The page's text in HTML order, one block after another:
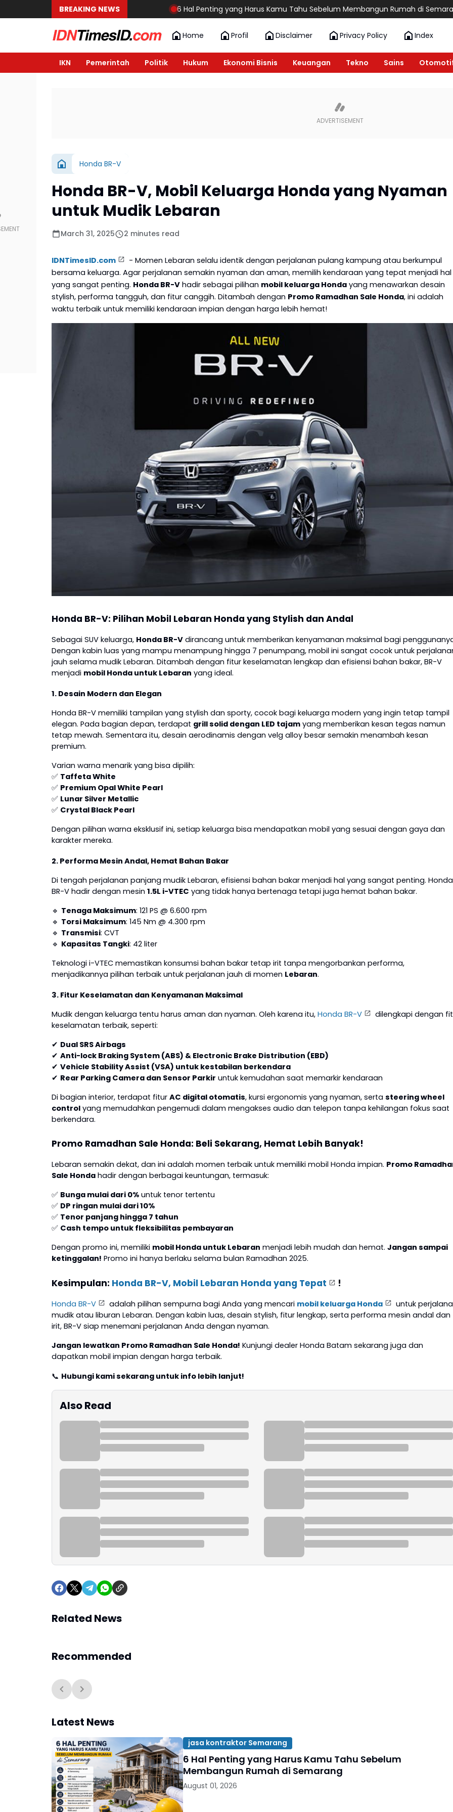
BREAKING NEWS 6 Hal Penting yang Harus Kamu Tahu Sebelum Membangun Rumah di Semarang 6
Home Profil Disclaimer Privacy Policy Index
IKN Pemerintah Politik Hukum Ekonomi Bisnis Keuangan Tekno Sains
Honda BR-V
Honda BR-V, Mobil Keluarga Honda yang Nyaman
untuk Mudik Lebaran
March 31, 2025 2 minutes read
IDNTimesID.com
- Momen Lebaran selalu identik dengan perjalanan pulang kampung atau berkumpul
bersama keluarga. Agar perjalanan semakin nyaman dan aman, memilih kendaraan yang tepat menjadi hal
yang sangat penting. Honda BR-V hadir sebagai pilihan mobil keluarga Honda yang menawarkan desain
stylish, performa tangguh, dan fitur canggih. Ditambah dengan Promo Ramadhan Sale Honda, ini adalah
waktu terbaik untuk memiliki kendaraan impian dengan harga lebih hemat!
Honda BR-V: Pilihan Mobil Lebaran Honda yang Stylish dan Andal
Sebagai SUV keluarga, Honda BR-V dirancang untuk memberikan kenyamanan maksimal bagi
Dengan kabin luas yang mampu menampung hingga 7 penumpang, mobil ini sangat cocok untuk
jauh selama mudik Lebaran. Ditambah dengan fitur keselamatan lengkap dan efisiensi bahan bakar, BR-V
menjadi mobil Honda untuk Lebaran yang ideal.
1. Desain Modern dan Elegan
Honda BR-V memiliki tampilan yang stylish dan sporty, cocok bagi keluarga modern yang ingin tetap tampil
elegan. Pada bagian depan, terdapat grill solid dengan LED tajam yang memberikan kesan tegas namun
tetap mewah. Sementara itu, desain aerodinamis dengan velg alloy besar semakin menambah kesan
premium.
Varian warna menarik yang bisa dipilih:
✅ Taffeta White
✅ Premium Opal White Pearl
✅ Lunar Silver Metallic
✅ Crystal Black Pearl
Dengan pilihan warna eksklusif ini, setiap keluarga bisa mendapatkan mobil yang sesuai dengan gaya dan
karakter mereka.
2. Performa Mesin Andal, Hemat Bahan Bakar
Di tengah perjalanan panjang mudik Lebaran, efisiensi bahan bakar menjadi hal yang sangat penting. Honda
BR-V hadir dengan mesin 1.5L i-VTEC yang tidak hanya bertenaga tetapi juga hemat bahan bakar.
🔹 Tenaga Maksimum: 121 PS @ 6.600 rpm
🔹 Torsi Maksimum: 145 Nm @ 4.300 rpm
🔹 Transmisi: CVT
🔹 Kapasitas Tangki: 42 liter
Teknologi i-VTEC memastikan konsumsi bahan bakar tetap irit tanpa mengorbankan performa,
menjadikannya pilihan terbaik untuk perjalanan jauh di momen Lebaran.
3. Fitur Keselamatan dan Kenyamanan Maksimal
Mudik dengan keluarga tentu harus aman dan nyaman. Oleh karena itu, Honda BR-V
dilengkapi dengan
keselamatan terbaik, seperti:
✔ Dual SRS Airbags
✔ Anti-lock Braking System (ABS) & Electronic Brake Distribution (EBD)
✔ Vehicle Stability Assist (VSA) untuk kestabilan berkendara
✔ Rear Parking Camera dan Sensor Parkir untuk kemudahan saat memarkir kendaraan
Di bagian interior, terdapat fitur AC digital otomatis, kursi ergonomis yang nyaman, serta steering wheel
control yang memudahkan pengemudi dalam mengakses audio dan telepon tanpa kehilangan fokus saat
berkendara.
Promo Ramadhan Sale Honda: Beli Sekarang, Hemat Lebih Banyak!
Lebaran semakin dekat, dan ini adalah momen terbaik untuk memiliki mobil Honda impian. Promo
Sale Honda hadir dengan berbagai keuntungan, termasuk:
✅ Bunga mulai dari 0% untuk tenor tertentu
✅ DP ringan mulai dari 10%
✅ Tenor panjang hingga 7 tahun
✅ Cash tempo untuk fleksibilitas pembayaran
Dengan promo ini, memiliki mobil Honda untuk Lebaran menjadi lebih mudah dan hemat. Jangan sampai
ketinggalan! Promo ini hanya berlaku selama bulan Ramadhan 2025.
Kesimpulan: Honda BR-V, Mobil Lebaran Honda yang Tepat !
Honda BR-V adalah pilihan sempurna bagi Anda yang mencari mobil keluarga Honda
untuk
mudik atau liburan Lebaran. Dengan kabin luas, desain stylish, fitur lengkap, serta performa mesin andal dan
irit, BR-V siap menemani perjalanan Anda dengan nyaman.
Jangan lewatkan Promo Ramadhan Sale Honda! Kunjungi dealer Honda Batam sekarang juga dan
dapatkan mobil impian dengan harga terbaik.
📞 Hubungi kami sekarang untuk info lebih lanjut!
Also Read
Related News
Recommended
Latest News
jasa kontraktor Semarang
6 Hal Penting yang Harus Kamu Tahu Sebelum
Membangun Rumah di Semarang
August 01, 2026